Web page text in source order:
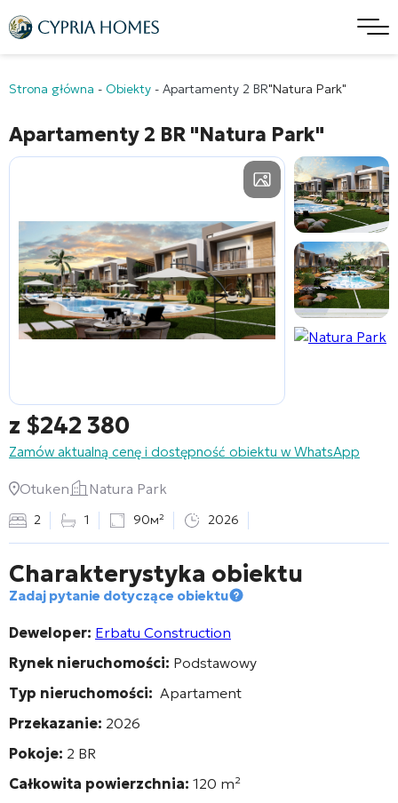
Strona główna - Obiekty - Apartamenty 2 BR"Natura Park"
Apartamenty 2 BR "Natura Park"
z $242 380
Zamów aktualną cenę i dostępność obiektu w WhatsApp
Otuken Natura Park
2 1 90м² 2026
Charakterystyka obiektu
Zadaj pytanie dotyczące obiektu
Deweloper: Erbatu Construction
Rynek nieruchomości: Podstawowy
Typ nieruchomości: Apartament
Przekazanie: 2026
Pokoje: 2 BR
Całkowita powierzchnia: 120 m²